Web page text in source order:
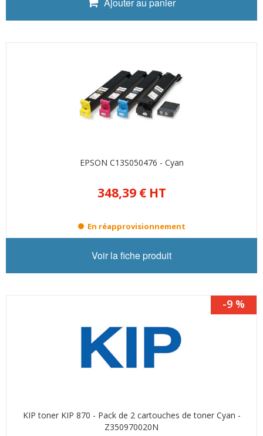
EPSON C13S050476 - Cyan
HT
348,39 €
En réapprovisionnement
Voir la fiche produit
-9 %
KIP toner KIP 870 - Pack de 2 cartouches de toner Cyan -
Z350970020N